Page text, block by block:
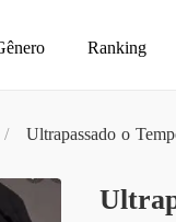
Ranking
/ Ultrapassado o